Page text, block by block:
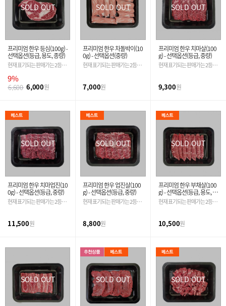
SOLD OUT
프리미엄 한우 등심(100g) -
선택옵션(등급, 용도, 종량)
현재 표기되는 판매가는 2등급
금액은 자동 변경 됩니다.
9%
6,600 6,000원
SOLD OUT
프리미엄 한우 차돌박이(10
0g) - 선택옵션(중량)
현재 표기되는 판매가는 2등급
7,000원
SOLD OUT
프리미엄 한우 치마살(100
g) - 선택옵션(등급, 중량)
현재 표기되는 판매가는 2등급
9,300원
SOLD OUT
프리미엄 한우 치마업진(10
0g) - 선택옵션(등급, 중량)
현재 표기되는 판매가는 2등급
11,500원
SOLD OUT
프리미엄 한우 업진살(100
g) - 선택옵션(등급, 중량)
현재 표기되는 판매가는 2등급
8,800원
SOLD OUT
프리미엄 한우 부채살(100
g) - 선택옵션(등급, 용도, 중
량)
현재 표기되는 판매가는 2등급
10,500원
SOLD OUT SOLD OUT SOLD OUT